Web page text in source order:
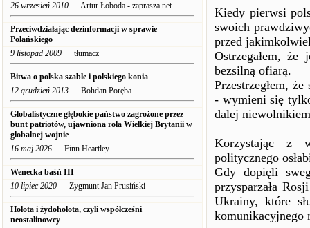
26 wrzesień 2010 Artur Łoboda - zaprasza.net
Przeciwdziałając dezinformacji w sprawie
Polańskiego
9 listopad 2009 tłumacz
Bitwa o polska szable i polskiego konia
12 grudzień 2013 Bohdan Poręba
Globalistyczne głębokie państwo zagrożone przez
bunt patriotów, ujawniona rola Wielkiej Brytanii w
globalnej wojnie
16 maj 2026 Finn Heartley
Wenecka baśń III
10 lipiec 2020 Zygmunt Jan Prusiński
Hołota i żydohołota, czyli współcześni
neostalinowcy
Kiedy pierwsi
swoich
przed
Ostrzegałem,
bezsilną ofiarą.
Przestrzegłem,
- wymieni się
dalej
Korzystając z
politycznego
Gdy dopięli
przysparzała
Ukrainy, które
komunikacyjnego